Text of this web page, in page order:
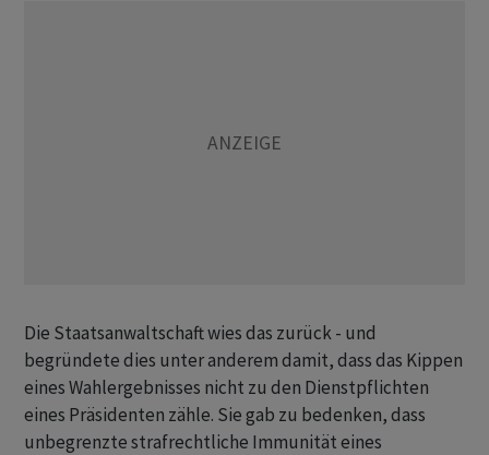
Die Staatsanwaltschaft wies das zurück - und
begründete dies unter anderem damit, dass das Kippen
eines Wahlergebnisses nicht zu den Dienstpflichten
eines Präsidenten zähle. Sie gab zu bedenken, dass
unbegrenzte strafrechtliche Immunität eines